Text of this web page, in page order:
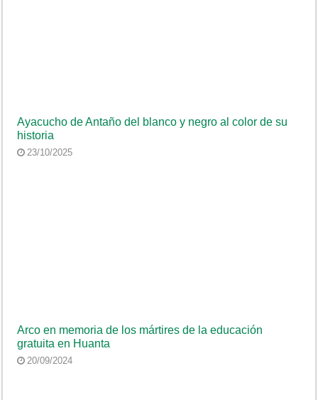
Ayacucho de Antaño del blanco y negro al color de su
historia
23/10/2025
Arco en memoria de los mártires de la educación
gratuita en Huanta
20/09/2024